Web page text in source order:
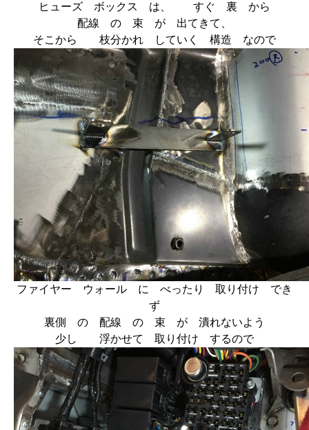
ヒューズ ボックス は、 すぐ 裏 から
配線 の 束 が 出てきて、
そこから 枝分かれ していく 構造 なので
ファイヤー ウォール に べったり 取り付け でき
ず
裏側 の 配線 の 束 が 潰れないよう
少し 浮かせて 取り付け するので